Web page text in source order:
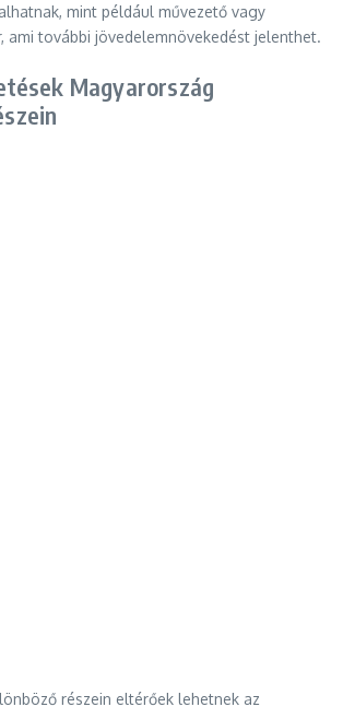
mint például művezető vagy
ami további jövedelemnövekedést jelenthet.
Magyarország
részein eltérőek lehetnek az